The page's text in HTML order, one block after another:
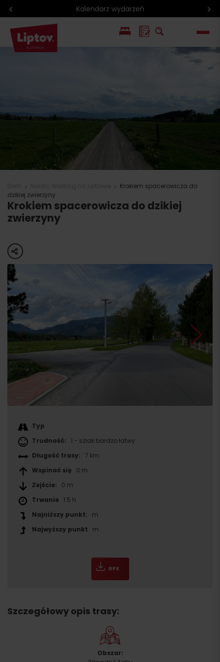
Kalendarz wydarzeń
Krokiem spacerowicza do
dzikiej zwierzyny
Krokiem spacerowicza do dzikiej
zwierzyny
share
Typ
Trudność:
1 - szlak bardzo łatwy
Długość trasy: 7 km
Wspinać się
0 m
Zejście:
0 m
Trwanie
1.5 h
Najniższy punkt:
m
Najwyższy punkt
m
GPX
Szczegółowy opis trasy:
Obszar: